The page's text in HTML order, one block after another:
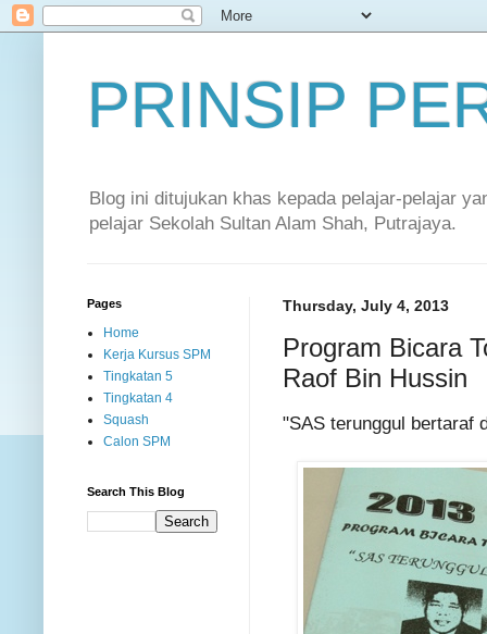
PRINSIP
Blog ini ditujukan khas kepada pelajar-pelajar
pelajar Sekolah Sultan Alam Shah, Putrajaya.
Thursday, July 4, 2013
Program Bicara
Raof Bin Hussin
"SAS terunggul bertaraf
Pages
Home
Kerja Kursus SPM
Tingkatan 5
Tingkatan 4
Squash
Calon SPM
Search This Blog